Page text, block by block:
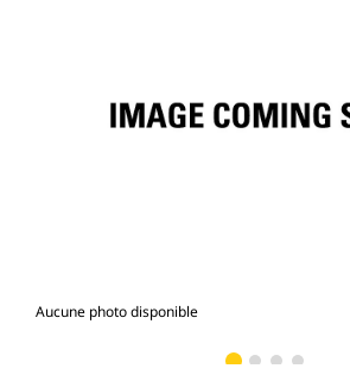
Aucune photo disponible